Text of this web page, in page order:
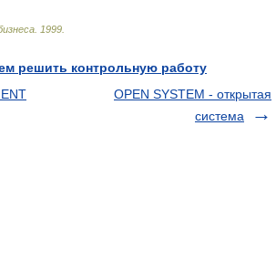
1999
решить контрольную работу
OPEN SYSTEM - открытая
система